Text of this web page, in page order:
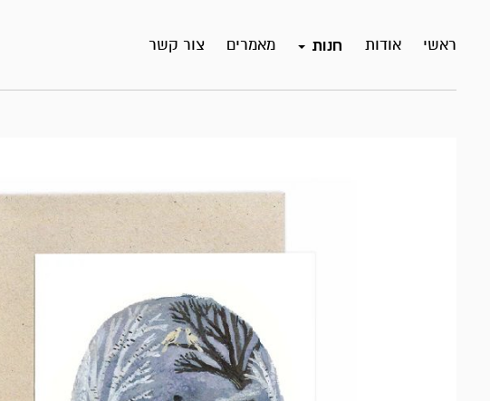
ראשי אודות חנות מאמרים צור קשר